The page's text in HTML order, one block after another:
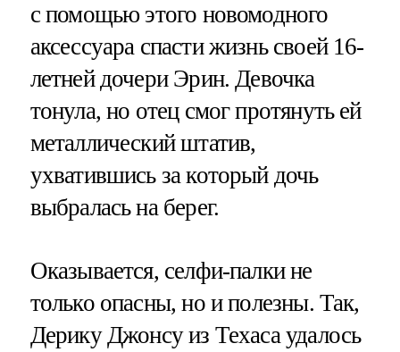
с помощью этого новомодного
аксессуара спасти жизнь своей 16-
летней дочери Эрин. Девочка
тонула, но отец смог протянуть ей
металлический штатив,
ухватившись за который дочь
выбралась на берег.
Оказывается, селфи-палки не
только опасны, но и полезны. Так,
Дерику Джонсу из Техаса удалось